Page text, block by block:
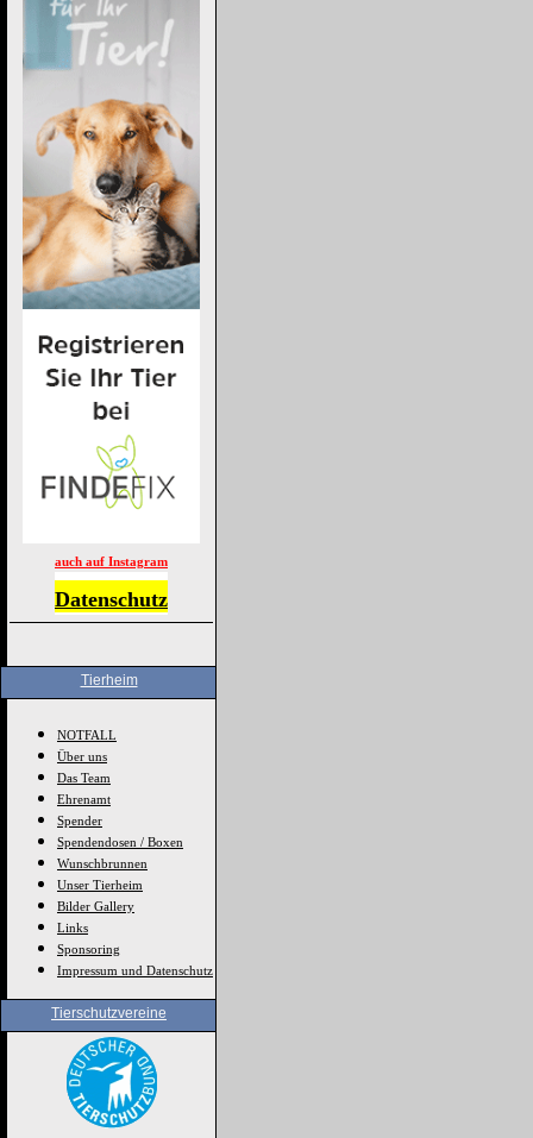
auch auf Instagram
Datenschutz
Tierheim
NOTFALL
Über uns
Das Team
Ehrenamt
Spender
Spendendosen / Boxen
Wunschbrunnen
Unser Tierheim
Bilder Gallery
Links
Sponsoring
Impressum und Datenschutz
Tierschutzvereine